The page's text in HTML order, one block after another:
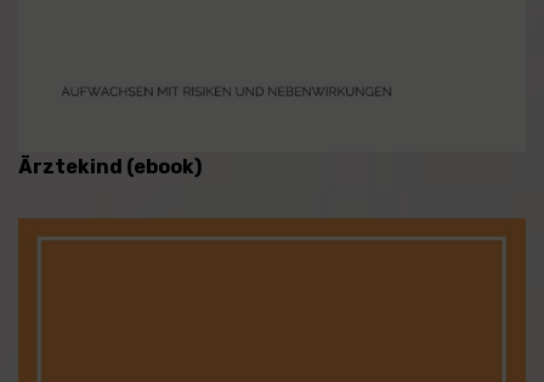
Ärztekind (ebook)